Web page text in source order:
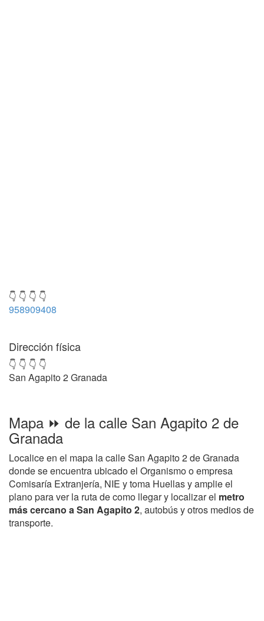
👇 👇 👇 👇
958909408
Dirección física
👇 👇 👇 👇
San Agapito 2 Granada
Mapa ⏩ de la calle San Agapito 2 de
Granada
Localice en el mapa la calle San Agapito 2 de Granada
donde se encuentra ubicado el Organismo o empresa
Comisaría Extranjería, NIE y toma Huellas y amplie el
plano para ver la ruta de como llegar y localizar el metro
más cercano a San Agapito 2, autobús y otros medios de
transporte.